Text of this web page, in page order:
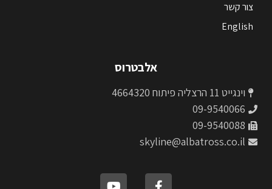
צור קשר
English
אלבטרוס
וינגייט 11 הרצליה פיתוח 4664320
09-9540066
09-9540088
skyline@albatross.co.il